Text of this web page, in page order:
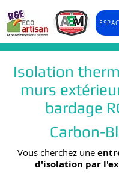
Isolation
murs
bardage
Carbon-
Vous cherchez une
d'isolation par